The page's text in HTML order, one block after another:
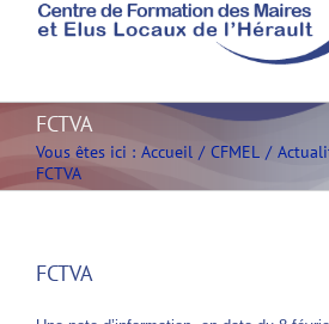
FCTVA
Vous êtes ici : Accueil CFMEL
FCTVA
FCTVA